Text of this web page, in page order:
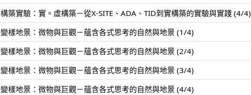
構築實驗：實。虛構築－從X-SITE、ADA、TID到實構築的實驗與實踐 (4/4)
變樣地景：微物與巨觀－蘊含各式思考的自然與地景 (1/4)
變樣地景：微物與巨觀－蘊含各式思考的自然與地景 (2/4)
變樣地景：微物與巨觀－蘊含各式思考的自然與地景 (3/4)
變樣地景：微物與巨觀－蘊含各式思考的自然與地景 (4/4)